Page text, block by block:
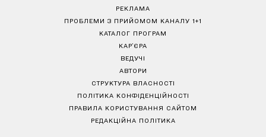
РЕКЛАМА
ПРОБЛЕМИ З ПРИЙОМОМ КАНАЛУ 1+1
КАТАЛОГ ПРОГРАМ
КАР’ЄРА
ВЕДУЧІ
АВТОРИ
СТРУКТУРА ВЛАСНОСТІ
ПОЛІТИКА КОНФІДЕНЦІЙНОСТІ
ПРАВИЛА КОРИСТУВАННЯ САЙТОМ
РЕДАКЦІЙНА ПОЛІТИКА